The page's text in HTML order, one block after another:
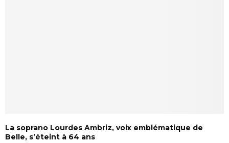
La soprano Lourdes Ambriz, voix emblématique de
Belle, s’éteint à 64 ans